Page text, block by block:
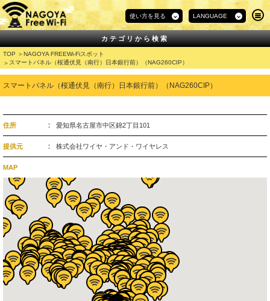
使い方を見る LANGUAGE
カテゴリから検索
TOP
NAGOYA FREEWi-Fiスポット
スマートパネル（桜通伏見（南行）日本銀行前）（NAG260CIP）
スマートパネル（桜通伏見（南行）日本銀行前）（NAG260CIP）
住所 愛知県名古屋市中区錦2丁目101
提供元 株式会社ワイヤ・アンド・ワイヤレス
MAP